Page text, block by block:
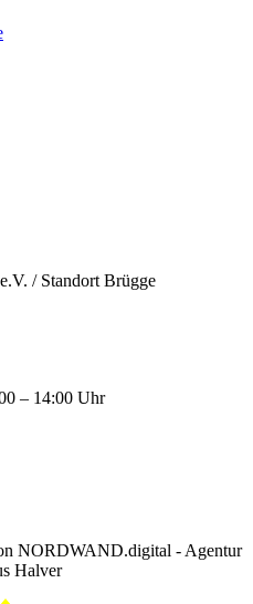
/ Standort Brügge
– 14:00 Uhr
NORDWAND.digital - Agentur
Halver